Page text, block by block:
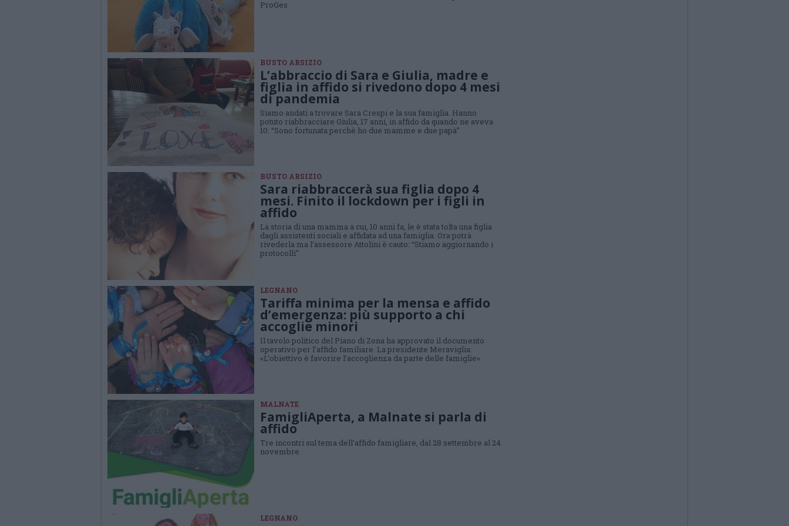
ProGes
BUSTO ARSIZIO
L’abbraccio di Sara e Giulia, madre e
figlia in affido si rivedono dopo 4 mesi
di pandemia
Siamo andati a trovare Sara Crespi e la sua famiglia. Hanno
potuto riabbracciare Giulia, 17 anni, in affido da quando ne aveva
10: “Sono fortunata perchè ho due mamme e due papà”
BUSTO ARSIZIO
Sara riabbraccerà sua figlia dopo 4
mesi. Finito il lockdown per i figli in
affido
La storia di una mamma a cui, 10 anni fa, le è stata tolta una figlia
dagli assistenti sociali e affidata ad una famiglia. Ora potrà
rivederla ma l’assessore Attolini è cauto: “Stiamo aggiornando i
protocolli”
LEGNANO
Tariffa minima per la mensa e affido
d’emergenza: più supporto a chi
accoglie minori
Il tavolo politico del Piano di Zona ha approvato il documento
operativo per l’affido familiare. La presidente Meraviglia:
«L’obiettivo è favorire l’accoglienza da parte delle famiglie»
MALNATE
FamigliAperta, a Malnate si parla di
affido
Tre incontri sul tema dell’affido famigliare, dal 28 settembre al 24
novembre
LEGNANO